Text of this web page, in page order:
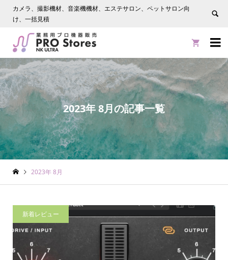
カメラ、撮影機材、音楽機機材、エステサロン、ペットサロン向
け、一括見積


2023年 8月の記事一覧
2023年 8月
新着レビュー